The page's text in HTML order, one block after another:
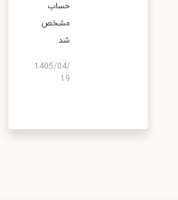
حساب
مشخص
شد
1405/04/
19